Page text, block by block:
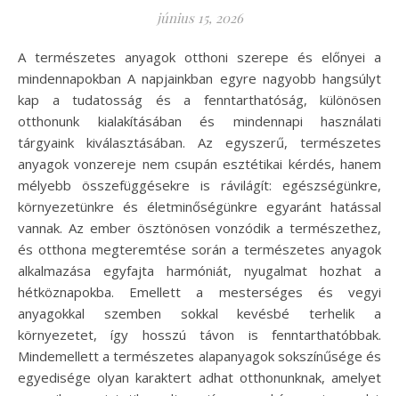
június 15, 2026
A természetes anyagok otthoni szerepe és előnyei a
mindennapokban A napjainkban egyre nagyobb hangsúlyt
kap a tudatosság és a fenntarthatóság, különösen
otthonunk kialakításában és mindennapi használati
tárgyaink kiválasztásában. Az egyszerű, természetes
anyagok vonzereje nem csupán esztétikai kérdés, hanem
mélyebb összefüggésekre is rávilágít: egészségünkre,
környezetünkre és életminőségünkre egyaránt hatással
vannak. Az ember ösztönösen vonzódik a természethez,
és otthona megteremtése során a természetes anyagok
alkalmazása egyfajta harmóniát, nyugalmat hozhat a
hétköznapokba. Emellett a mesterséges és vegyi
anyagokkal szemben sokkal kevésbé terhelik a
környezetet, így hosszú távon is fenntarthatóbbak.
Mindemellett a természetes alapanyagok sokszínűsége és
egyedisége olyan karaktert adhat otthonunknak, amelyet